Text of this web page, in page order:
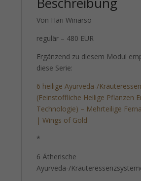
Von Hari Winarso
regulär – 480 EUR
Ergänzend zu diesem Modul
diese Serie:
6 heilige Ayurveda-/
(Feinstoffliche Heilige Pflanzen
Technologie) – Mehrteilige
| Wings of Gold
*
6 Ätherische
Ayurveda-/